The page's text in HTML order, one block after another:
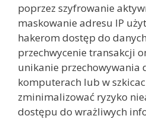
poprzez szyfrowanie
maskowanie adresu IP
hakerom dostęp do
przechwycenie transakcji
unikanie przechowywania
komputerach lub w
zminimalizować ryzyko
dostępu do wrażliwych